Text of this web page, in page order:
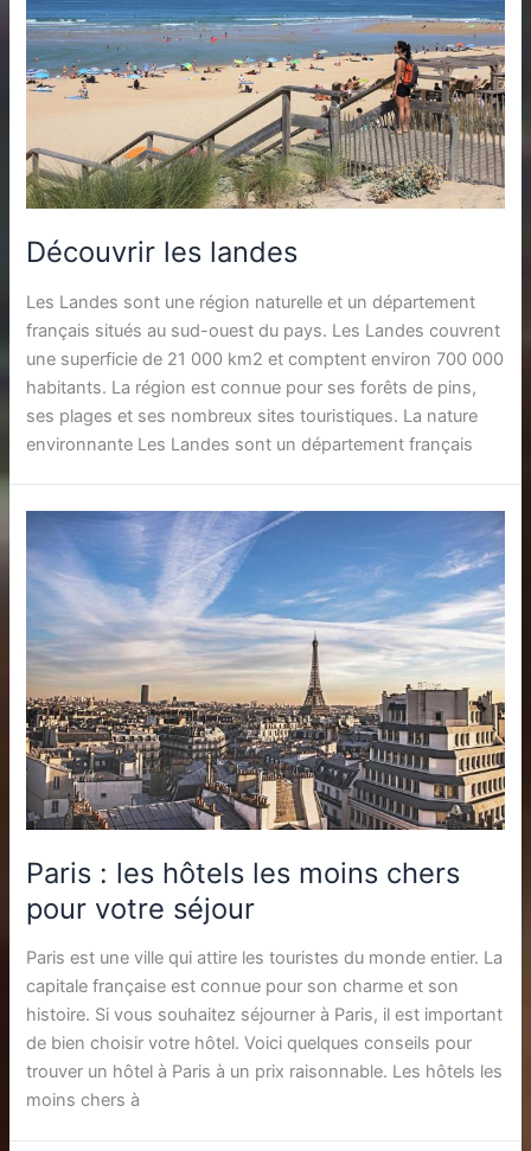
Découvrir les landes
Les Landes sont une région naturelle et un département
français situés au sud-ouest du pays. Les Landes couvrent
une superficie de 21 000 km2 et comptent environ 700 000
habitants. La région est connue pour ses forêts de pins,
ses plages et ses nombreux sites touristiques. La nature
environnante Les Landes sont un département français
Paris : les hôtels les moins chers
pour votre séjour
Paris est une ville qui attire les touristes du monde entier. La
capitale française est connue pour son charme et son
histoire. Si vous souhaitez séjourner à Paris, il est important
de bien choisir votre hôtel. Voici quelques conseils pour
trouver un hôtel à Paris à un prix raisonnable. Les hôtels les
moins chers à